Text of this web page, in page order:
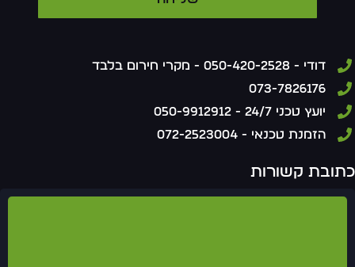
דודי - 050-420-2528 - מקרי חירום בלבד
073-7826176
יועץ טכני 24/7 - 050-9912912
הזמנת טכנאי - 072-2523004
קשורות